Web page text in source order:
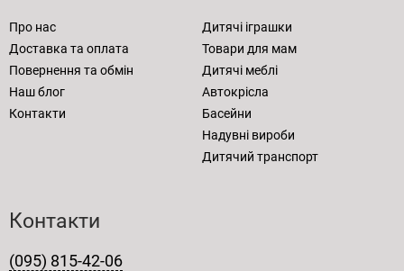
Про нас
Доставка та оплата
Повернення та обмін
Наш блог
Контакти
Дитячі іграшки
Товари для мам
Дитячі меблі
Автокрісла
Басейни
Надувні вироби
Дитячий транспорт
Контакти
(095) 815-42-06